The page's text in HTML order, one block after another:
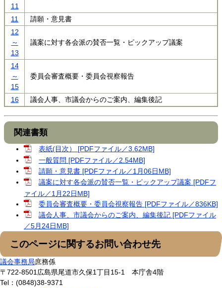
11
11
請願・意見書
12
～
13
議案に対す各会派の賛否一覧・ピックアップ議案
14
～
15
委員会審査概要・委員会視察報告
16 議会人事、市議会からのご案内、編集後記
関連書類
表紙(目次） [PDFファイル／3.62MB]
一般質問 [PDFファイル／2.54MB]
請願・意見書 [PDFファイル／1月06日MB]
議案に対す各会派の賛否一覧・ピックアップ議案 [PDFフ
ァイル／1月22日MB]
委員会審査概要・委員会視察報告 [PDFファイル／836KB]
議会人事、市議会からのご案内、編集後記 [PDFファイル
／5月24日MB]
このページに関するお問い合わせ先
議会事務局庶務係
〒722-8501 広島県尾道市久保1丁目15-1 本庁舎4階
Tel：(0848)38-9371